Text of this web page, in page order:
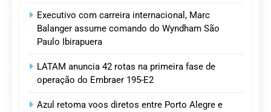
Executivo com carreira internacional, Marc
Balanger assume comando do Wyndham São
Paulo Ibirapuera
LATAM anuncia 42 rotas na primeira fase de
operação do Embraer 195-E2
Azul retoma voos diretos entre Porto Alegre e